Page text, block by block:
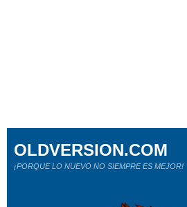
OLDVERSION.COM
¡PORQUE LO NUEVO NO SIEMPRE ES MEJOR!